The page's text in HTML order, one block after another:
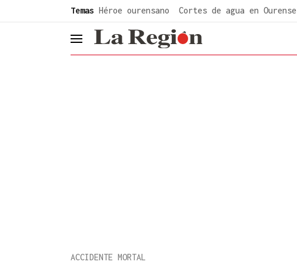
Temas Héroe ourensano Cortes de agua en Ourense
header.menu.open
ACCIDENTE MORTAL